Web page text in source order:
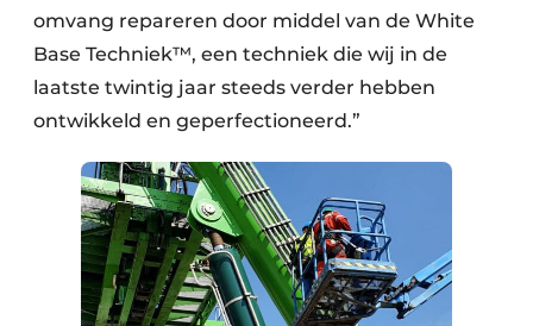
omvang repareren door middel van de White
Base Techniek™, een techniek die wij in de
laatste twintig jaar steeds verder hebben
ontwikkeld en geperfectioneerd.”